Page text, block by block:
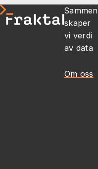
Sammen
skaper
vi verdi
av data
Om oss